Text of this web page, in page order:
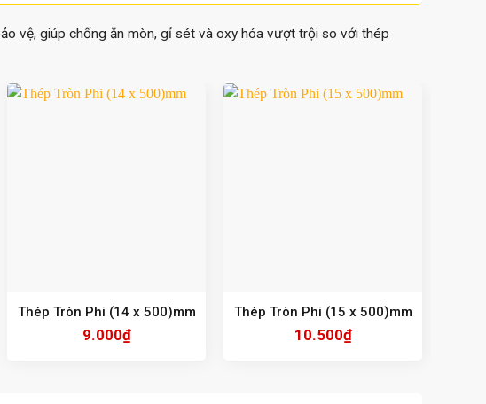
vệ, giúp chống ăn mòn, gỉ sét và oxy hóa vượt trội so với thép
Thép Tròn Phi (14 x 500)mm
9.000₫
Thép Tròn Phi (15 x 500)mm
10.500₫